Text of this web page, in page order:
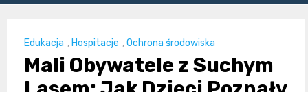
Edukacja ,Hospitacje ,Ochrona środowiska
Mali Obywatele z Suchym